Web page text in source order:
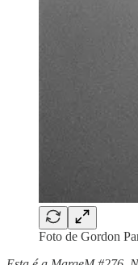
Foto de Gordon